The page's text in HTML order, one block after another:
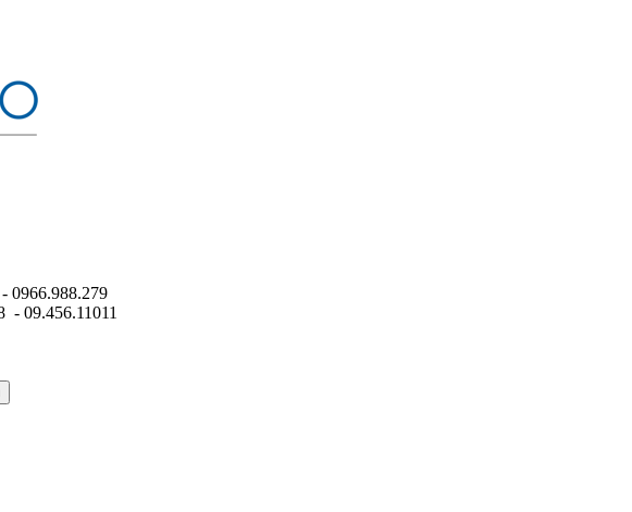
0966.988.279
- 09.456.11011